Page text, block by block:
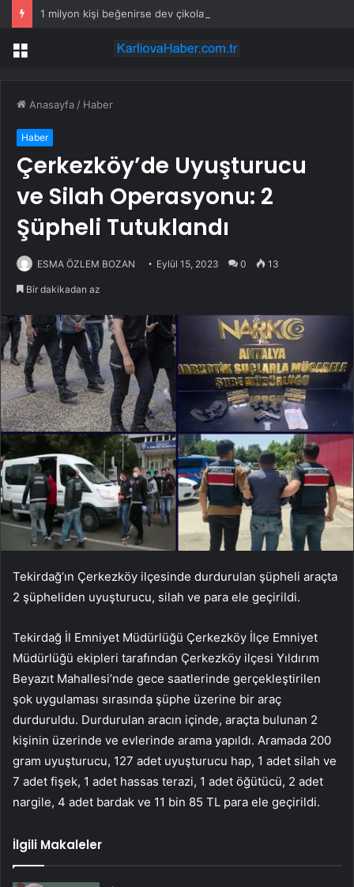
1 milyon kişi beğenirse dev çikolata raflara çıkacak
Menü
Anasayfa / Haber
Haber
Çerkezköy’de Uyuşturucu
ve Silah Operasyonu: 2
Şüpheli Tutuklandı
ESMA ÖZLEM BOZAN Eylül 15, 2023 0 13
Bir dakikadan az
Tekirdağ’ın Çerkezköy ilçesinde durdurulan şüpheli araçta
2 şüpheliden uyuşturucu, silah ve para ele geçirildi.
Tekirdağ İl Emniyet Müdürlüğü Çerkezköy İlçe Emniyet
Müdürlüğü ekipleri tarafından Çerkezköy ilçesi Yıldırım
Beyazıt Mahallesi’nde gece saatlerinde gerçekleştirilen
şok uygulaması sırasında şüphe üzerine bir araç
durduruldu. Durdurulan aracın içinde, araçta bulunan 2
kişinin üzerinde ve evlerinde arama yapıldı. Aramada 200
gram uyuşturucu, 127 adet uyuşturucu hap, 1 adet silah ve
7 adet fişek, 1 adet hassas terazi, 1 adet öğütücü, 2 adet
nargile, 4 adet bardak ve 11 bin 85 TL para ele geçirildi.
İlgili Makaleler